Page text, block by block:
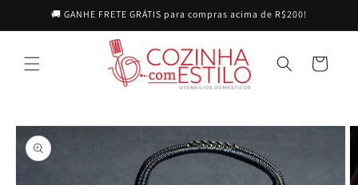
para o
conteúdo
🚚 GANHE FRETE GRÁTIS para compras acima de R$200!
Carrinho
as
informações
do produto